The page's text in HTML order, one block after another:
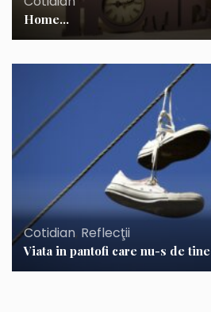
Home…
Cotidian, Reflecţii
Viata in pantofi care nu-s de tine